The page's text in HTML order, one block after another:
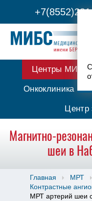
Центры МИБС
Онкоклиника
Центр
Магнитно-
шеи в
Главная
МРТ
Контрастные
МРТ артерий шеи